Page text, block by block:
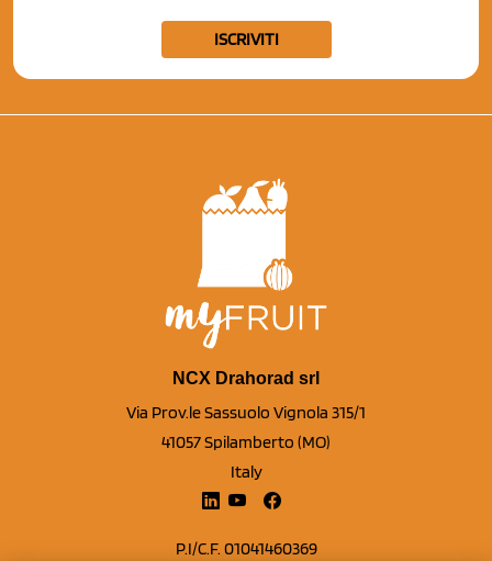
ISCRIVITI
NCX Drahorad srl
Via Prov.le Sassuolo Vignola 315/1
41057 Spilamberto (MO)
Italy
P.I/C.F. 01041460369